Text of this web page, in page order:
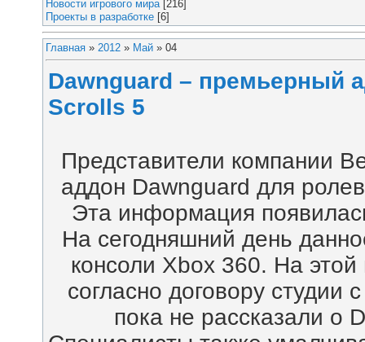
Новости игрового мира [216]
Проекты в разработке [6]
Главная » 2012 » Май » 04
Dawnguard – премьерный
Scrolls 5
Представители компании
аддон Dawnguard для
Эта информация
На сегодняшний день
консоли Xbox 360. На
согласно договору
пока не рассказали о